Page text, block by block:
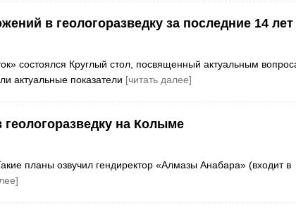
в геологоразведку за последние 14 лет
состоялся Круглый стол, посвященный актуальным
актуальные показатели [читать далее]
на Колыме
планы озвучил гендиректор «Алмазы Анабара» (входит в